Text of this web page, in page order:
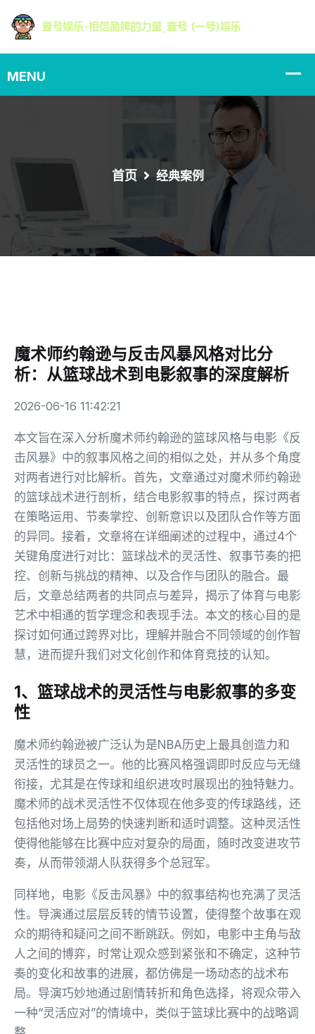
首页 经典案例
魔术师约翰逊与反击风暴风格对比分
析：从篮球战术到电影叙事的深度解析
2026-06-16 11:42:21
本文旨在深入分析魔术师约翰逊的篮球风格与电影《反
击风暴》中的叙事风格之间的相似之处，并从多个角度
对两者进行对比解析。首先，文章通过对魔术师约翰逊
的篮球战术进行剖析，结合电影叙事的特点，探讨两者
在策略运用、节奏掌控、创新意识以及团队合作等方面
的异同。接着，文章将在详细阐述的过程中，通过4个
关键角度进行对比：篮球战术的灵活性、叙事节奏的把
控、创新与挑战的精神、以及合作与团队的融合。最
后，文章总结两者的共同点与差异，揭示了体育与电影
艺术中相通的哲学理念和表现手法。本文的核心目的是
探讨如何通过跨界对比，理解并融合不同领域的创作智
慧，进而提升我们对文化创作和体育竞技的认知。
1、篮球战术的灵活性与电影叙事的多变
性
魔术师约翰逊被广泛认为是NBA历史上最具创造力和
灵活性的球员之一。他的比赛风格强调即时反应与无缝
衔接，尤其是在传球和组织进攻时展现出的独特魅力。
魔术师的战术灵活性不仅体现在他多变的传球路线，还
包括他对场上局势的快速判断和适时调整。这种灵活性
使得他能够在比赛中应对复杂的局面，随时改变进攻节
奏，从而带领湖人队获得多个总冠军。
同样地，电影《反击风暴》中的叙事结构也充满了灵活
性。导演通过层层反转的情节设置，使得整个故事在观
众的期待和疑问之间不断跳跃。例如，电影中主角与敌
人之间的博弈，时常让观众感到紧张和不确定，这种节
奏的变化和故事的进展，都仿佛是一场动态的战术布
局。导演巧妙地通过剧情转折和角色选择，将观众带入
一种“灵活应对”的情境中，类似于篮球比赛中的战略调